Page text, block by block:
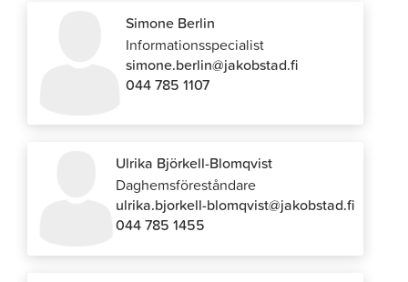
Simone Berlin
Informationsspecialist
simone.berlin@jakobstad.fi
044 785 1107
Ulrika Björkell-Blomqvist
Daghemsföreståndare
ulrika.bjorkell-blomqvist@jakobstad.fi
044 785 1455